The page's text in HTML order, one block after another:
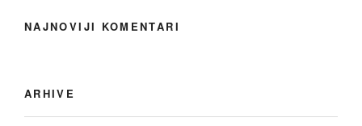
NAJNOVIJI KOMENTARI
ARHIVE